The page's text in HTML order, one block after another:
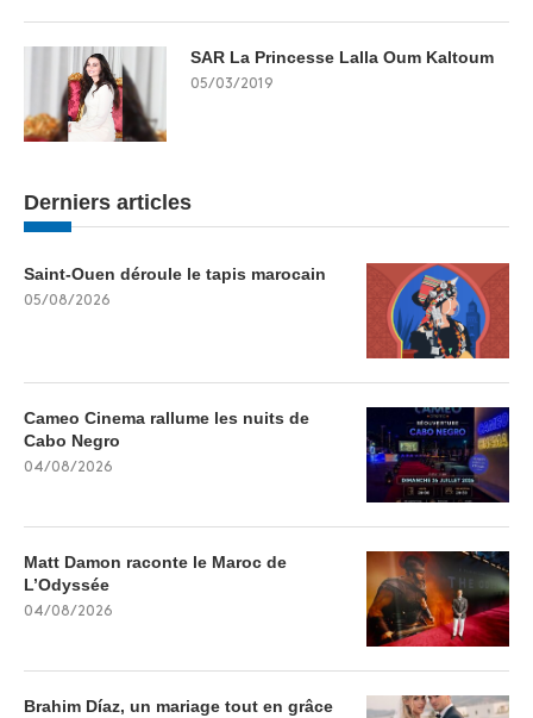
SAR La Princesse Lalla Oum Kaltoum
05/03/2019
Derniers articles
Saint-Ouen déroule le tapis marocain
05/08/2026
Cameo Cinema rallume les nuits de
Cabo Negro
04/08/2026
Matt Damon raconte le Maroc de
L’Odyssée
04/08/2026
Brahim Díaz, un mariage tout en grâce